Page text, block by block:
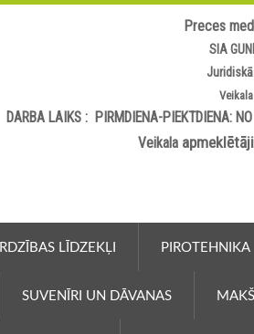
Preces
SIA
DARBA LAIKS : PIRMDIENA-PIEKTDIENA:
Veikala
LĪDZEKĻI PIROTEHNIKA
SUVENĪRI UN DĀVANAS